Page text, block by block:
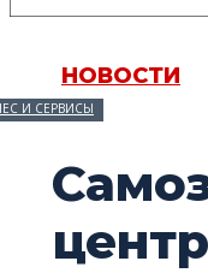
НОВОСТИ
И СЕРВИСЫ